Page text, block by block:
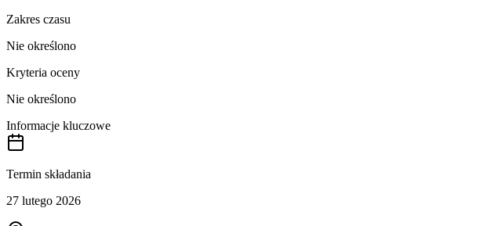
Zakres czasu
Nie określono
Kryteria oceny
Nie określono
Informacje kluczowe
Termin składania
27 lutego 2026